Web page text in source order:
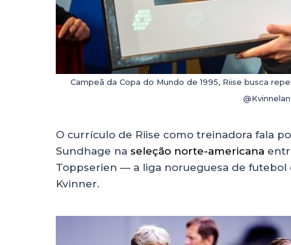
Campeã da Copa do Mundo de 1995, Riise busca
O currículo de Riise como treinadora fala
Sundhage na seleção norte-americana
Toppserien — a liga norueguesa de futebol
Kvinner.